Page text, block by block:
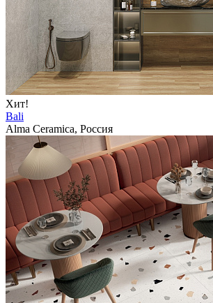
Хит!
Bali
Alma Ceramica, Россия